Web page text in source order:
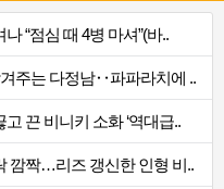
“점심 때 4병 마셔”(바..
주는 다정남‥파파라치에 ..
끈 비니키 소화 ‘역대급..
깜짝…리즈 갱신한 인형 비..